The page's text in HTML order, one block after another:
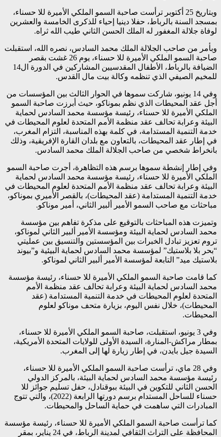
وبتاريخ 25 أكتوبر ترأست صاحبة السمو الملكي الأميرة للا حسناء،
بمسجد السنة بالرباط، حفلا دينيا إحياء للذكرى الخامسة والعشرين
لوفاة جلالة المغفور له الملك الحسن الثاني طيب الله ثراه.
وبأمر من صاحب الجلالة الملك محمد السادس، نصره الله، استقبلت
صاحبة السمو الملكي الأميرة للا حسناء، يوم 26 غشت بقصر
الضيافة بالرباط، الأطفال المقدسيين المشاركين في الدورة ال14
للمخيم الصيفي الذي تنظمه وكالة بيت مال القدس.
وفي 14 يونيو، شاركت سموها في الحوار الثالث بين المؤسسات من
أجل عقد المحيطات الذي نظم بموناكو، حيث أبرزت صاحبة السمو
الملكي الأميرة للا حسناء، رئيسة مؤسسة محمد السادس لحماية
البيئة وعرابة تحالف عقد منظمة الأمم المتحدة لعلوم المحيطات في
خدمة التنمية المستدامة، في كلمة بهذه المناسبة، التزام المغرب،
في إطار عقد المحيطات، بالتعاون مع بلدان القارة الإفريقية، وذلك
بانخراط شخصي من صاحب الجلالة الملك محمد السادس.
وفي إطار إنشطة سموها برسم هذه التظاهرة، أجرت صاحبة السمو
الملكي الأميرة للا حسناء، رئيسة مؤسسة محمد السادس لحماية
البيئة وعرابة تحالف عقد منظمة الأمم المتحدة لعلوم المحيطات في
خدمة التنمية المستدامة (عقد المحيطات)، بالقصر الأميري بموناكو،
مباحثات مع صاحب السمو الأمير ألبير الثاني، أمير موناكو.
وتميزت هذه المباحثات بالتوقيع على مذكرة تفاهم بين مؤسسة
محمد السادس لحماية البيئة ومؤسسة الأمير ألبير الثاني لموناكو،
تروم تعزيز تبادل الخبرات بين المؤسستين والتنسيق بين عمليتي
“بحر بلا بلاستيك” لمؤسسة محمد السادس لحماية البيئية و”بيوند
بلاستيك ميد” التابعة لمؤسسة الأمير ألبير الثاني لموناكو.
كما قامت صاحبة السمو الملكي الأميرة للا حسناء، رئيسة مؤسسة
محمد السادس لحماية البيئة وعرابة تحالف عقد منظمة الأمم
المتحدة لعلوم المحيطات في خدمة التنمية المستدامة (عقد
المحيطات)، خلال نفس اليوم، بزيارة متحف موناكو لعلوم
المحيطات.
وفي 3 يونيو، استقبلت، صاحبة السمو الملكي الأميرة للا حسناء،
بمطار مراكش-المنارة، السيدة الأولى للولايات المتحدة الأمريكية،
السيدة جيل بايدن، في إطار زيارة لها إلى المغرب.
وفي 28 ماي، ترأست صاحبة السمو الملكي الأميرة للا حسناء،
رئيسة مؤسسة محمد السادس لحماية البيئة، بالمركز الدولي
الحسن الثاني للتكوين في البيئة ببوقنادل، حفل تسليم جوائز للا
حسناء للساحل المستدام برسم دورتها الرابعة (2022)، والتي تتوج
المبادرات التي ساهمت في حماية الساحل والمحيطات.
كما ترأست صاحبة السمو الملكي الأميرة للا حسناء، رئيسة مؤسسة
المحافظة على التراث الثقافي لمدينة الرباط، في 24 يناير، بمقر